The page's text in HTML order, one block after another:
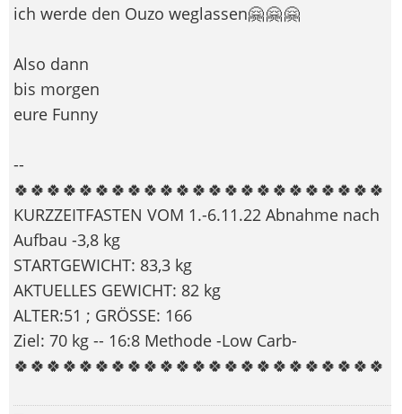
ich werde den Ouzo weglassen🤗 🤗 🤗
Also dann
bis morgen
eure Funny
--
🍀🍀🍀🍀🍀🍀🍀🍀🍀🍀🍀🍀🍀🍀🍀🍀🍀🍀🍀🍀🍀🍀🍀
KURZZEITFASTEN VOM 1.-6.11.22 Abnahme nach
Aufbau -3,8 kg
STARTGEWICHT: 83,3 kg
AKTUELLES GEWICHT: 82 kg
ALTER:51 ; GRÖSSE: 166
Ziel: 70 kg -- 16:8 Methode -Low Carb-
🍀🍀🍀🍀🍀🍀🍀🍀🍀🍀🍀🍀🍀🍀🍀🍀🍀🍀🍀🍀🍀🍀🍀